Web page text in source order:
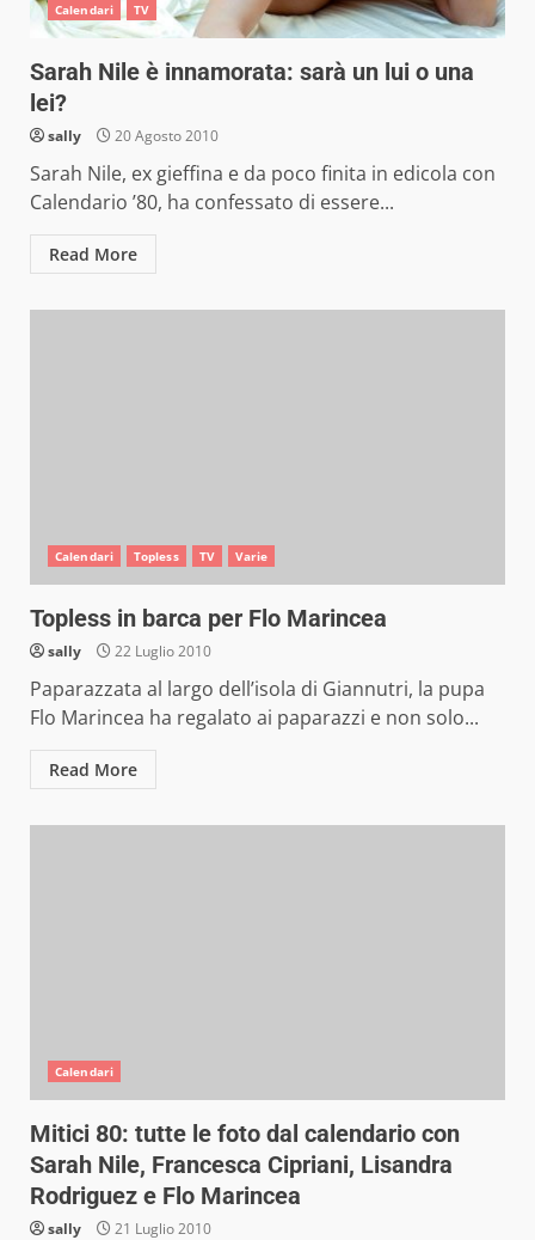
Calendari TV
Sarah Nile è innamorata: sarà un lui o una
lei?
sally 20 Agosto 2010
Sarah Nile, ex gieffina e da poco finita in edicola con
Calendario ’80, ha confessato di essere...
Read More
Calendari Topless TV Varie
Topless in barca per Flo Marincea
sally 22 Luglio 2010
Paparazzata al largo dell’isola di Giannutri, la pupa
Flo Marincea ha regalato ai paparazzi e non solo...
Read More
Calendari
Mitici 80: tutte le foto dal calendario con
Sarah Nile, Francesca Cipriani, Lisandra
Rodriguez e Flo Marincea
sally 21 Luglio 2010